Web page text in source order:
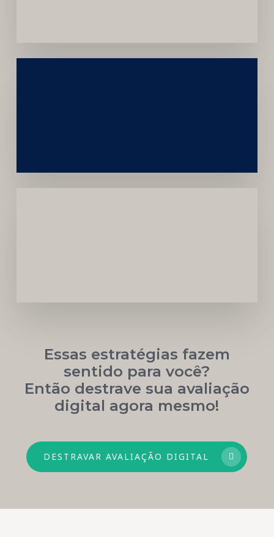
Essas estratégias fazem
sentido para você?
Então destrave sua avaliação
digital agora mesmo!
DESTRAVAR AVALIAÇÃO DIGITAL